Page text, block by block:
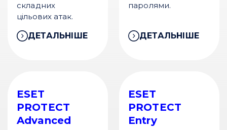
складних
цільових атак.
ДЕТАЛЬНІШЕ
паролями.
ДЕТАЛЬНІШЕ
ESET
PROTECT
Advanced
ESET
PROTECT
Entry